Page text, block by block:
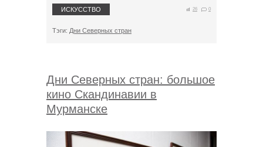
26 0
ИСКУССТВО
Тэги: Дни Северных стран
Дни Северных стран: большое
кино Скандинавии в
Мурманске